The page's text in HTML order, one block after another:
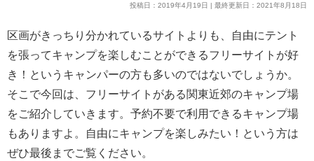
投稿日：2019年4月19日 | 最終更新日：2021年8月18日
区画がきっちり分かれているサイトよりも、自由にテント
を張ってキャンプを楽しむことができるフリーサイトが好
き！というキャンパーの方も多いのではないでしょうか。
そこで今回は、フリーサイトがある関東近郊のキャンプ場
をご紹介していきます。予約不要で利用できるキャンプ場
もありますよ。自由にキャンプを楽しみたい！という方は
ぜひ最後までご覧ください。